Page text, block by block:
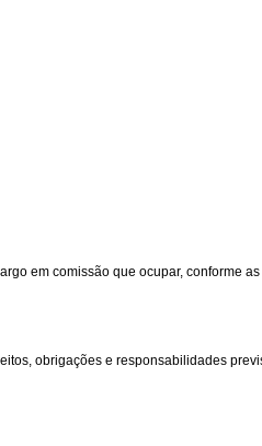
em comissão que ocupar, conforme
obrigações e responsabilidades